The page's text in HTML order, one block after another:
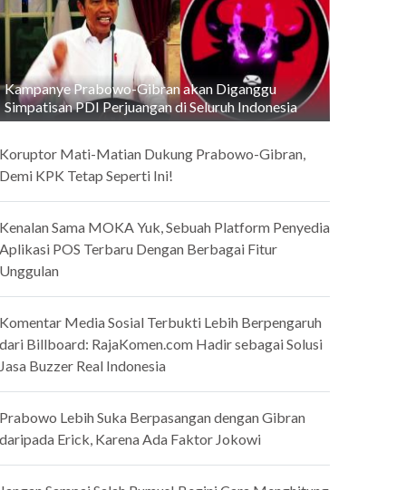
Kampanye Prabowo-Gibran akan Diganggu
Simpatisan PDI Perjuangan di Seluruh Indonesia
Mati-Matian Dukung Prabowo-Gibran,
KPK Tetap Seperti Ini!
Sama MOKA Yuk, Sebuah Platform Penyedia
POS Terbaru Dengan Berbagai Fitur
Media Sosial Terbukti Lebih Berpengaruh
Billboard: RajaKomen.com Hadir sebagai Solusi
Buzzer Real Indonesia
Lebih Suka Berpasangan dengan Gibran
Erick, Karena Ada Faktor Jokowi